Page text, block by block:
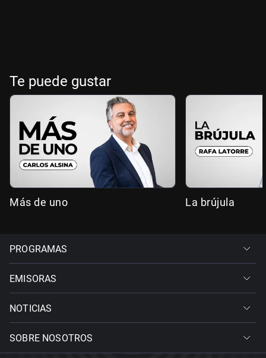
Te puede gustar
Más de uno La brújula
PROGRAMAS
EMISORAS
NOTICIAS
SOBRE NOSOTROS